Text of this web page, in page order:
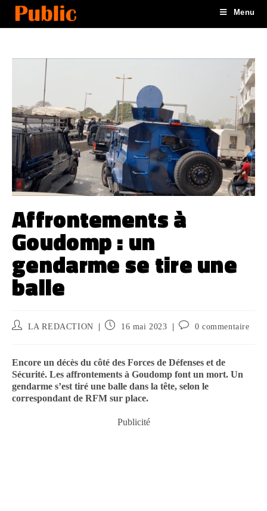
Menu
Affrontements à
Goudomp : un
gendarme se tire une
balle
LA REDACTION 16 mai 2023 0 commentaire
Encore un décès du côté des Forces de Défenses et de
Sécurité. Les affrontements à Goudomp font un mort. Un
gendarme s’est tiré une balle dans la tête, selon le
correspondant de RFM sur place.
Publicité